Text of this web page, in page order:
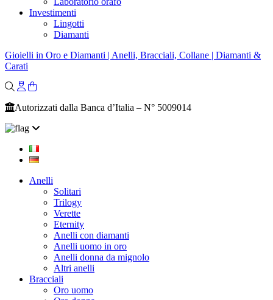
Investimenti
Lingotti
Diamanti
Gioielli in Oro e Diamanti | Anelli, Bracciali, Collane | Diamanti &
Carati
Autorizzati dalla Banca d’Italia – N° 5009014
Anelli
Solitari
Trilogy
Verette
Eternity
Anelli con diamanti
Anelli uomo in oro
Anelli donna da mignolo
Altri anelli
Bracciali
Oro uomo